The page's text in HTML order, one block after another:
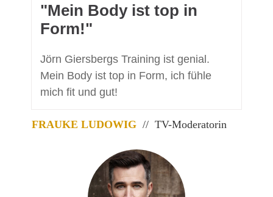
​"Mein Body ist top in
Form!"
Jörn Giersbergs Training ist genial.
Mein Body ist top in Form, ich fühle
mich fit und gut!
FRAUKE LUDOWIG // TV-Moderatorin